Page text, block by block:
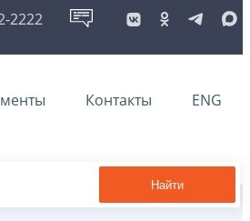
2222
Контакты ENG
Найти